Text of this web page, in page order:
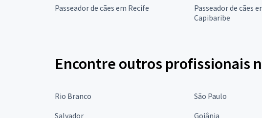
Passeador de cães em Recife
Passeador de cães
Capibaribe
Encontre outros profissionais
Rio Branco São Paulo
Salvador
Goiânia